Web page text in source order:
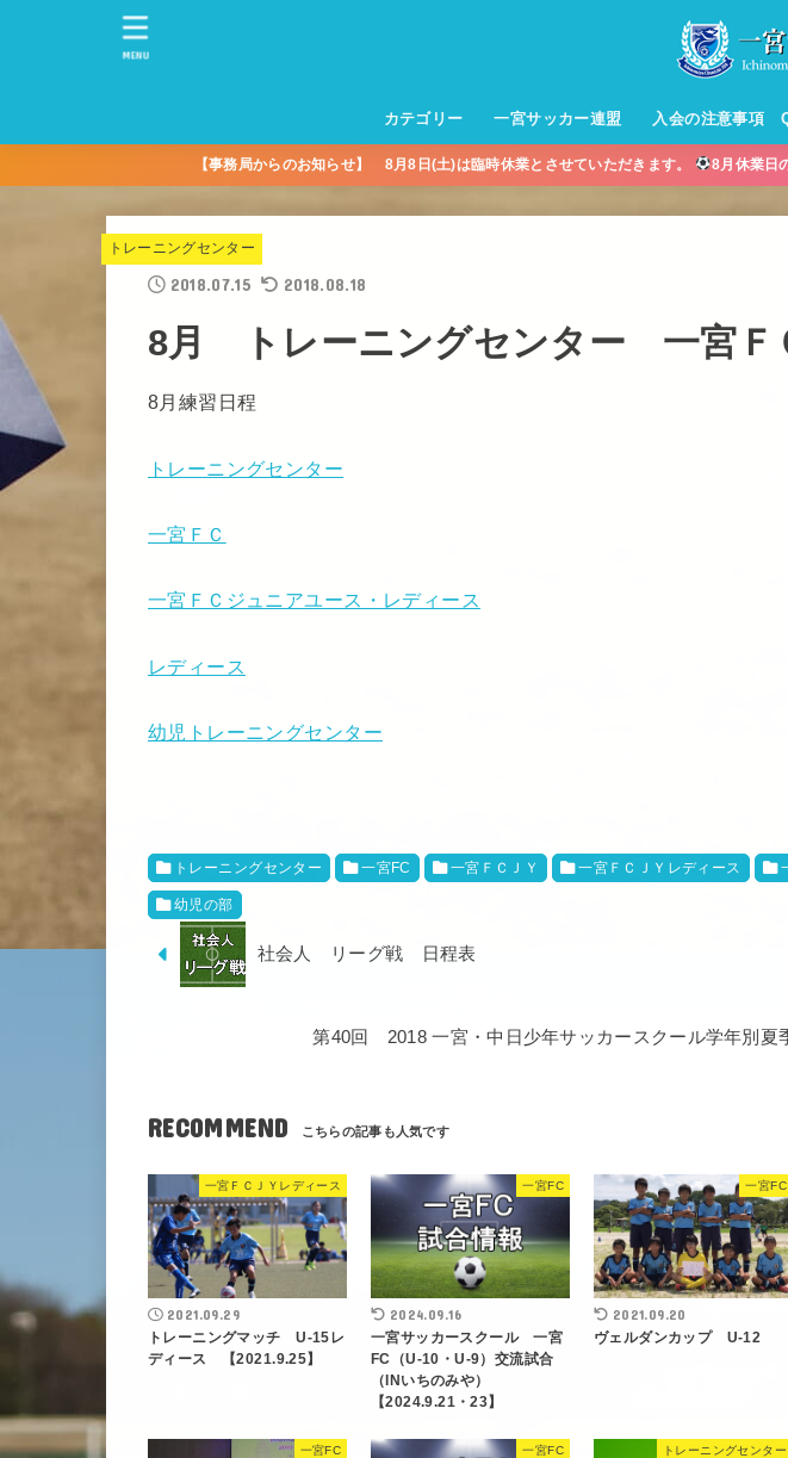
カテゴリー
一宮サッカースクール【小学生】
トレーニングセンター【小学生】
一宮FA
一宮FC
一宮ＦＣレディース
一宮サッカースクール【中学生】
中学生練習
一宮ＦＣＪＹ【中学生男子】
一宮ＦＣＪYレディース【中学生
女子】
幼児トレセン【年長・年中・年
少】
パパさんママさん
親子の部
社会人の部
コルボス 【シニア】
フットサル
コルボスリーグ
グレイセス
一宮サッカー連盟 入会の注意事項
MENU
【事務局からのお知らせ】 8月8日(土)は臨時休業とさせていただきます。 8月休業日
トレーニングセンター
2018.07.15 2018.08.18
8月 トレーニングセンター 一宮
8月練習日程
トレーニングセンター
一宮ＦＣ
一宮ＦＣジュニアユース・レディース
レディース
幼児トレーニングセンター
トレーニングセンター 一宮FC 一宮ＦＣＪＹ 一宮ＦＣＪＹレディース
幼児の部
社会人 リーグ戦 日程表
第40回 2018 一宮・中日少年サッカースクール学年別
RECOMMEND
一宮ＦＣＪＹレディース
2021.09.29
トレーニングマッチ U-15レ
ディース 【2021.9.25】
一宮FC
2024.09.16
一宮サッカースクール 一宮
FC（U-10・U-9）交流試合
（INいちのみや）
【2024.9.21・23】
一宮FC
2021.09.20
ヴェルダンカップ U-12
一宮FC 一宮FC トレーニングセンター